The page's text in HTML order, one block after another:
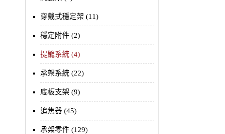
穿戴式穩定架 (11)
穩定附件 (2)
提籠系統 (4)
承架系統 (22)
底板支架 (9)
追焦器 (45)
承架零件 (129)